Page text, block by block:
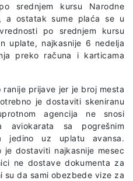
srednjem kursu Narodne
a ostatak sume plaća se u
po srednjem kursu
uplate, najkasnije 6 nedelja
preko računa i karticama
ranije prijave jer je broj mesta
je dostaviti skeniranu
agencija ne snosi
aviokarata sa pogrešnim
jedino uz uplatu avansa.
dostaviti najkasnije mesec
ne dostave dokumenta za
su da sami obezbede vize za